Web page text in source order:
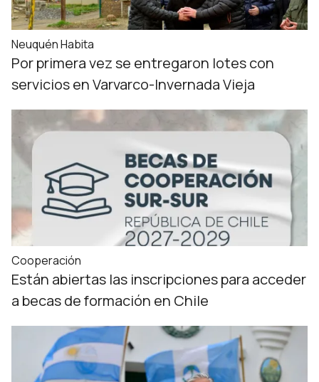
Neuquén Habita
Por primera vez se entregaron lotes con
servicios en Varvarco-Invernada Vieja
Cooperación
Están abiertas las inscripciones para acceder
a becas de formación en Chile